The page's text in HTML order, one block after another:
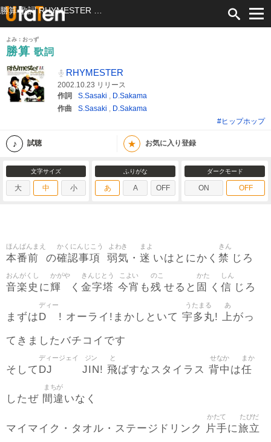
よみ：おっず
勝算 歌詞
RHYMESTER
2002.10.23 リリース
作詞
S.Sasaki , D.Sakama
作曲
S.Sasaki , D.Sakama
#ヒップホップ
試聴 ★ お気に入り登録
文字サイズ
大 中 小
ふりがな
あ A OFF
ダークモード
ON OFF
本番前
ほんばんまえ
の確認事項
かくにんじこう
弱気
よわき
・ 迷
まよ
いはとにかく 禁
きん
じろ
音楽史
おんがくし
に輝
かがや
く 金字塔
きんじとう
今宵
こよい
も残
のこ
せると 固
かた
く 信
しん
じろ
まずはD
ディー
! オーライ!まかしといて 宇多丸
うたまる
! 上
あ
がっ
てきましたバチコイです
そして DJ
ディージェイ
JIN
ジン
! 飛
と
ばすなスタイラス 背中
せなか
は任
まか
したぜ 間違
まちが
いなく
マイマイク・タオル・ステージドリンク 片手
かたて
に旅立
たびだ